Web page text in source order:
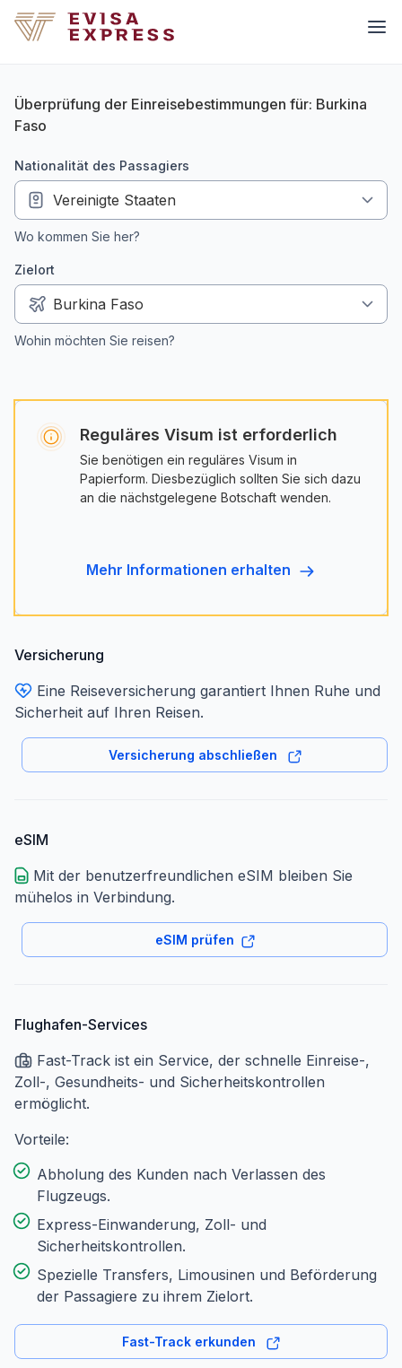
Überprüfung der Einreisebestimmungen für: Burkina
Faso
Nationalität des Passagiers
Wo kommen Sie her?
Zielort
Wohin möchten Sie reisen?
Reguläres Visum ist erforderlich
Sie benötigen ein reguläres Visum in
Papierform. Diesbezüglich sollten Sie sich dazu
an die nächstgelegene Botschaft wenden.
mehr Informationen erhalten
Versicherung
Eine Reiseversicherung garantiert Ihnen Ruhe und
Sicherheit auf Ihren Reisen.
Versicherung abschließen
eSIM
Mit der benutzerfreundlichen eSIM bleiben Sie
mühelos in Verbindung.
eSIM prüfen
Flughafen-Services
Fast-Track ist ein Service, der schnelle Einreise-,
Zoll-, Gesundheits- und Sicherheitskontrollen
ermöglicht.
Vorteile:
Abholung des Kunden nach Verlassen des
Flugzeugs.
Express-Einwanderung, Zoll- und
Sicherheitskontrollen.
Spezielle Transfers, Limousinen und Beförderung
der Passagiere zu ihrem Zielort.
Fast-Track erkunden